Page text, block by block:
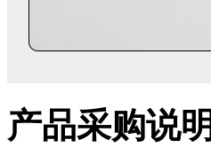
产品采购说明